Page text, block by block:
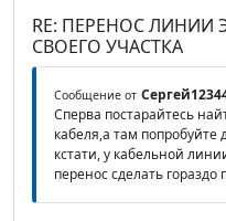
RE: ПЕРЕНОС ЛИНИИ
СВОЕГО УЧАСТКА
Сообщение от
Сперва постарайтесь
кабеля,а там попробуйте
кстати, у кабельной
перенос сделать